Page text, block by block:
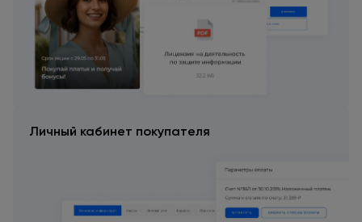
Личный кабинет покупателя